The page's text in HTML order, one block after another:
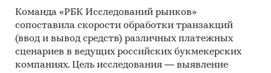
Использование базы Федеральной
таможенной службы для анализа объема
импорта и экспорта продукции на целевых
рынках в натуральном и стоимостном
выражении в разрезе товарных групп.
Команда «РБК Исследований рынков»
сопоставила скорости обработки транзакций
(ввод и вывод средств) различных платежных
сценариев в ведущих российских букмекерских
компаниях. Цель исследования — выявление